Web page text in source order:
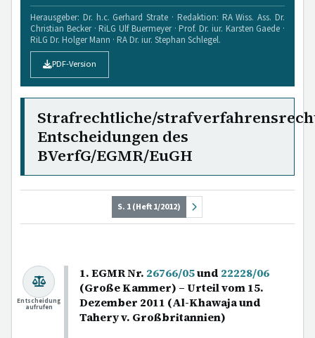
Herausgeber: Dr. h.c. Gerhard Strate · Redaktion: RA Wiss. Ass. Dr.
Christian Becker · RiLG Ulf Buermeyer · Prof. Dr. iur. Karsten Gaede ·
RiLG Dr. Holger Mann · RA Dr. iur. Stephan Schlegel.
PDF-Version
Strafrechtliche/
Entscheidungen des
BVerfG/EGMR/EuGH
S. 1 (Heft 1/2012)
1. EGMR Nr. 26766/05und 22228/06
(Große Kammer) – Urteil vom 15.
Dezember 2011 (Al-Khawaja und
Tahery v. Großbritannien)
Entscheidung
aufrufen